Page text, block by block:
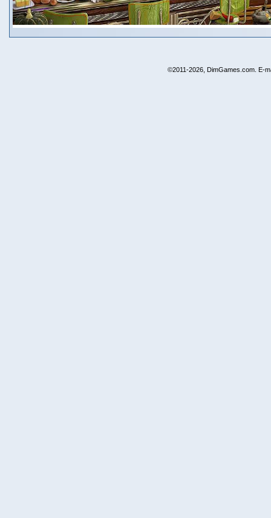
©2011-2026, DimGames.com. E-